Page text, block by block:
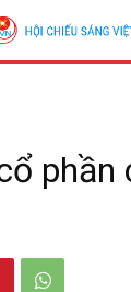
phần